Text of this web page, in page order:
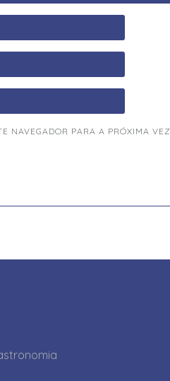
NAVEGADOR PARA A PRÓXIMA